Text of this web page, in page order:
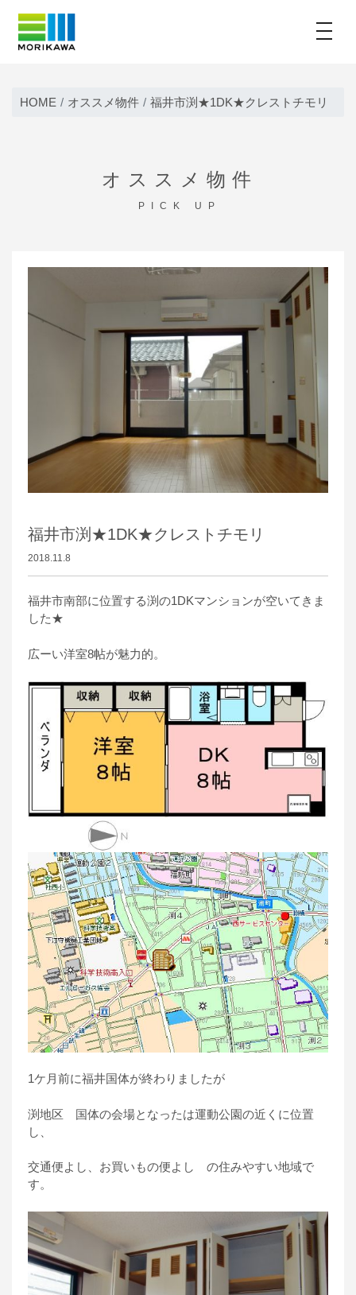
contentHOME オススメ物件 福井市渕★1DK★クレストチモリ
オススメ物件
PICK UP
福井市渕★1DK★クレストチモリ
2018.11.8
福井市南部に位置する渕の1DKマンションが空いてきま
した★
広ーい洋室8帖が魅力的。
1ケ月前に福井国体が終わりましたが
渕地区 国体の会場となったは運動公園の近くに位置
し、
交通便よし、お買いもの便よし の住みやすい地域で
す。